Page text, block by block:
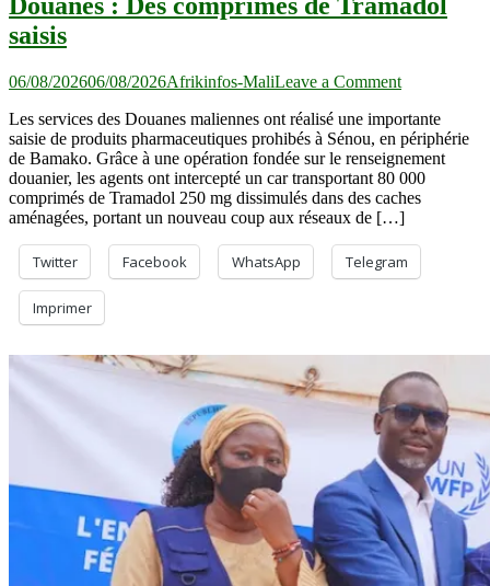
saisis
06/08/202606/08/2026Afrikinfos-MaliLeave a Commenton
Des
comprimés
de
Tramadol
saisis
Les services des Douanes maliennes ont réalisé une importante
saisie de produits pharmaceutiques prohibés à Sénou, en périphérie
de Bamako. Grâce à une opération fondée sur le renseignement
douanier, les agents ont intercepté un car transportant 80 000
comprimés de Tramadol 250 mg dissimulés dans des caches
aménagées, portant un nouveau coup aux réseaux de […]
Twitter Facebook WhatsApp Telegram
Imprimer